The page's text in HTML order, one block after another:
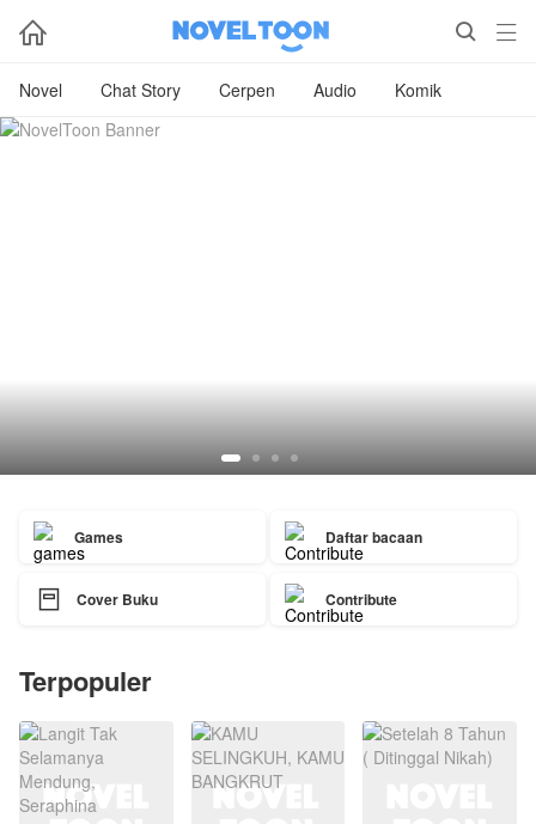
  
Novel Chat Story Cerpen Audio Komik
Games Daftar bacaan
 Cover Buku Contribute
Terpopuler